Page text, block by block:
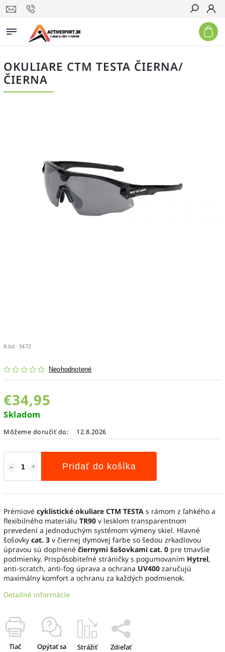
Hľadať
OKULIARE CTM TESTA ČIERNA/
ČIERNA
Kód: 3472
Neohodnotené
€34,95
Skladom
Môžeme doručiť do: 12.8.2026
Pridať do košíka
Prémiové cyklistické okuliare CTM TESTA s rámom z ľahkého a
flexibilného materiálu TR90 v lesklom transparentnom
prevedení a jednoduchým systémom výmeny skiel. Hlavné
šošovky cat. 3 v čiernej dymovej farbe so šedou zrkadlovou
úpravou sú doplnené čiernymi šošovkami cat. 0 pre tmavšie
podmienky. Prispôsobiteľné stráničky s pogumovaním Hytrel,
anti-scratch, anti-fog úprava a ochrana UV400 zaručujú
maximálny komfort a ochranu za každých podmienok.
Detailné informácie
Tlač Opýtať sa Strážiť Zdieľať